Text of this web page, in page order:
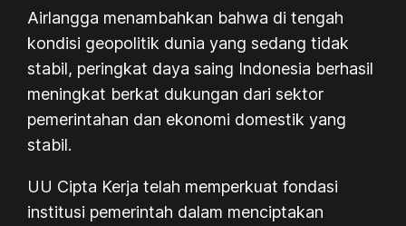
Airlangga menambahkan bahwa di tengah
kondisi geopolitik dunia yang sedang tidak
stabil, peringkat daya saing Indonesia berhasil
meningkat berkat dukungan dari sektor
pemerintahan dan ekonomi domestik yang
stabil.
UU Cipta Kerja telah memperkuat fondasi
institusi pemerintah dalam menciptakan